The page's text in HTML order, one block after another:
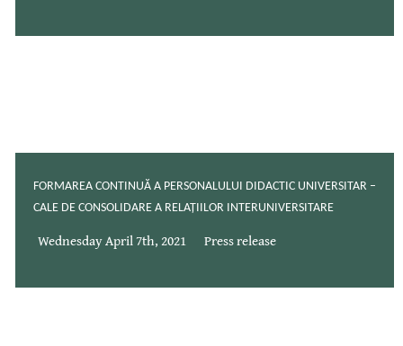
FORMAREA CONTINUĂ A PERSONALULUI DIDACTIC UNIVERSITAR –
CALE DE CONSOLIDARE A RELAȚIILOR INTERUNIVERSITARE
Wednesday April 7th, 2021 Press release